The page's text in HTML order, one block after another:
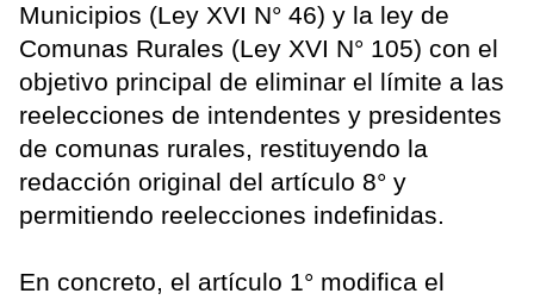
Municipios (Ley XVI N° 46) y la ley de
Comunas Rurales (Ley XVI N° 105) con el
objetivo principal de eliminar el límite a las
reelecciones de intendentes y presidentes
de comunas rurales, restituyendo la
redacción original del artículo 8° y
permitiendo reelecciones indefinidas.
En concreto, el artículo 1° modifica el